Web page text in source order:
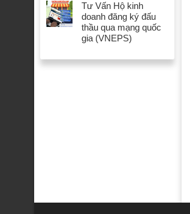
Tư Vấn Hộ kinh
doanh đăng ký đấu
thầu qua mạng quốc
gia (VNEPS)